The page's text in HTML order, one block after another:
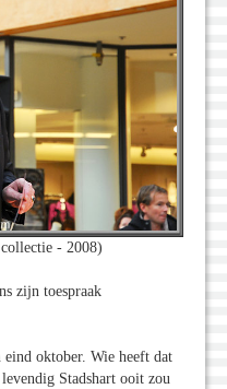
- 2008)
zijn toespraak
eind oktober. Wie heeft dat
Stadshart ooit zou